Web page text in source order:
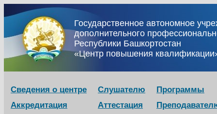
Государственное автономное
дополнительного
Республики Башкортостан
«Центр повышения
Сведения о центре Слушателю
Программы
Аккредитация
Аттестация